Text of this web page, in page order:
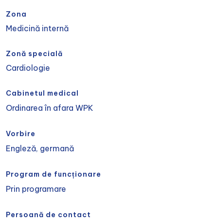
Zona
Medicină internă
Zonă specială
Cardiologie
Cabinetul medical
Ordinarea în afara WPK
Vorbire
Engleză, germană
Program de funcționare
Prin programare
Persoană de contact